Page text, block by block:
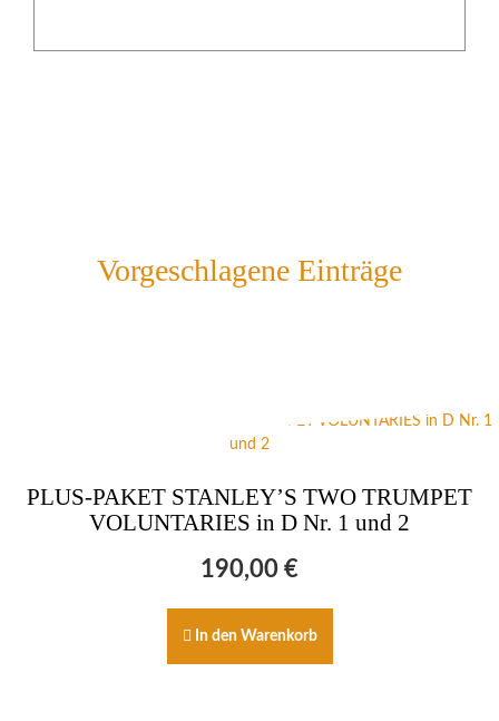
Vorgeschlagene Einträge
PLUS-PAKET STANLEY’S TWO TRUMPET
VOLUNTARIES in D Nr. 1 und 2
190,00 €
In den Warenkorb